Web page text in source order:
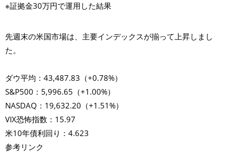
※証拠金30万円で運用した結果
先週末の米国市場は、主要インデックスが揃って上昇しまし
た。
ダウ平均：43,487.83（+0.78%）
S&P500：5,996.65（+1.00%）
NASDAQ：19,632.20（+1.51%）
VIX恐怖指数：15.97
米10年債利回り：4.623
参考リンク